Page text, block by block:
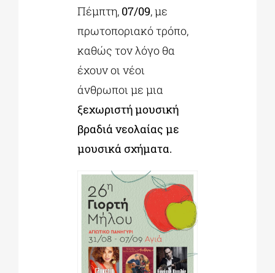
Πέμπτη, 07/09, με
πρωτοποριακό τρόπο,
καθώς τον λόγο θα
έχουν οι νέοι
άνθρωποι με μια
ξεχωριστή μουσική
βραδιά νεολαίας με
μουσικά σχήματα.